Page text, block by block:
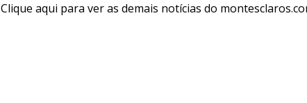
Clique aqui para ver as demais notícias do